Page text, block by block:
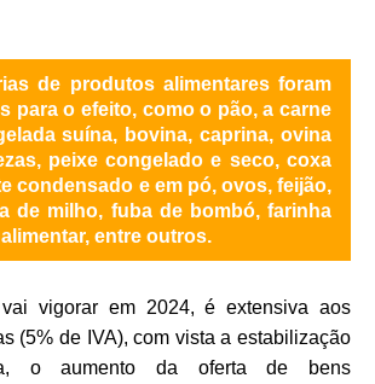
de produtos alimentares foram
para o efeito, como o pão, a carne
suína, bovina, caprina, ovina
peixe congelado e seco, coxa
condensado e em pó, ovos, feijão,
de milho, fuba de bombó, farinha
entre outros.
vigorar em 2024, é extensiva aos
(5% de IVA), com vista a estabilização
o aumento da oferta de bens